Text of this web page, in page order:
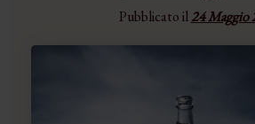
Pubblicato il24 Maggio